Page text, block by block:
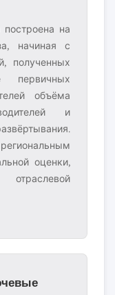
на
начиная с
полученных
первичных
объёма
и
оценки,